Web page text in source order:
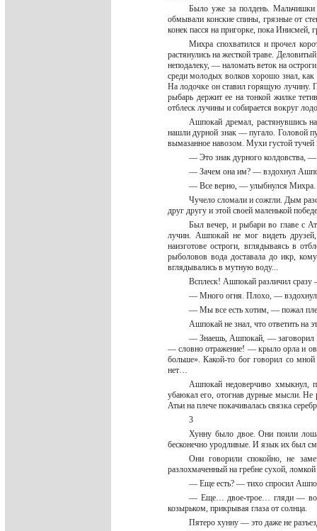
Было уже за полдень. Мальчишки
обмывали конские спины, грязные от
конек пасся на пригорке, пока Инисмей,
Михра спохватился и прочел
растянулись на жесткой траве.
неподалеку, — наломать веток на
среди молодых волков хорошо знал,
На лодочке он ставил горящую лучину.
рыбарь держит ее на тонкой жилке
отблеск лучины и собирается вокруг
Ашпокай дремал, растянувшись
нашли дурной знак — пугало. Головой
вымазанное навозом. Мухи густой
— Это знак дурного колдовства,
— Зачем она им? — вздохнул
— Все верно, — улыбнулся Михра.
Чучело сломали и сожгли. Дым
друг другу и этой своей маленькой
Был вечер, и рыбари во главе с
лучин. Ашпокай не мог видеть
наизготове остроги, вглядываясь в
рыболовов вода доставала до икр,
вглядывались в мутную воду...
Всплеск! Ашпокай различил
— Много огня. Плохо, —
— Мы все есть хотим, — пожал
Ашпокай не знал, что ответить на
— Знаешь, Ашпокай, — заговорил
— словно отражение! — крыло орла и
больше». Какой-то бог говорил со
нет…
Ашпокай недоверчиво хмыкнул,
убаюкал его, отогнав дурные мысли.
Атьи на плече покачивалась связка
3
Хунну было двое. Они поили
бесконечно уродливые. И язык их был
Они говорили спокойно, не
разлохмаченный на гребне сухой,
— Еще есть? — тихо спросил
— Еще… двое-трое… гляди — вон
козырьком, прикрывая глаза от солнца.
Пятеро хунну — это даже не